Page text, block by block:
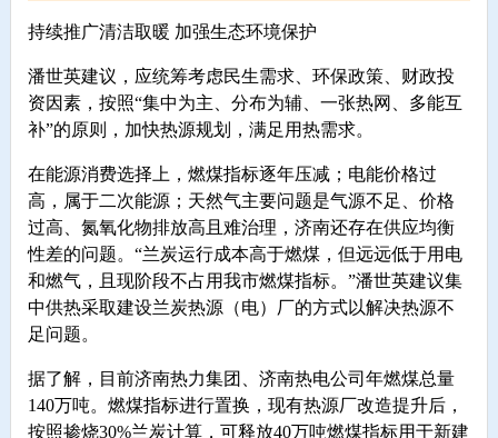
持续推广清洁取暖 加强生态环境保护
潘世英建议，应统筹考虑民生需求、环保政策、财政投
资因素，按照“集中为主、分布为辅、一张热网、多能互
补”的原则，加快热源规划，满足用热需求。
在能源消费选择上，燃煤指标逐年压减；电能价格过
高，属于二次能源；天然气主要问题是气源不足、价格
过高、氮氧化物排放高且难治理，济南还存在供应均衡
性差的问题。“兰炭运行成本高于燃煤，但远远低于用电
和燃气，且现阶段不占用我市燃煤指标。”潘世英建议集
中供热采取建设兰炭热源（电）厂的方式以解决热源不
足问题。
据了解，目前济南热力集团、济南热电公司年燃煤总量
140万吨。燃煤指标进行置换，现有热源厂改造提升后，
按照掺烧30%兰炭计算，可释放40万吨燃煤指标用于新建